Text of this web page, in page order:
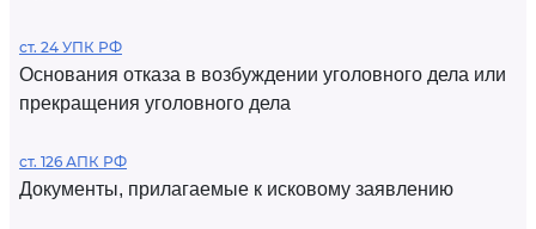
ст. 24 УПК РФ
Основания отказа в возбуждении уголовного дела или
прекращения уголовного дела
ст. 126 АПК РФ
Документы, прилагаемые к исковому заявлению